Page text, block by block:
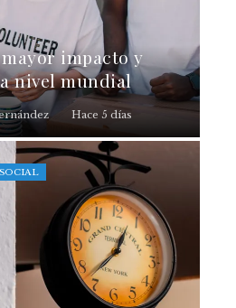
mayor impacto y
nivel mundial
Hace 5 días